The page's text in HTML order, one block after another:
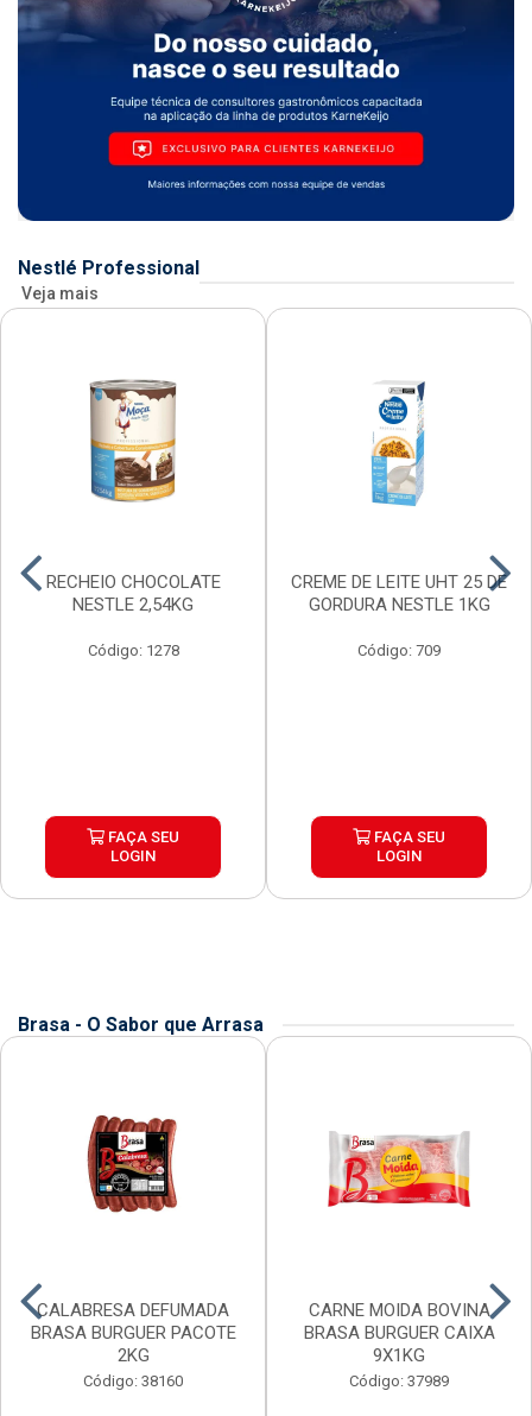
Nestlé Professional
Veja mais
RECHEIO CHOCOLATE
NESTLE 2,54KG
Código: 1278
FAÇA SEU
LOGIN
CREME DE LEITE UHT 25 DE
GORDURA NESTLE 1KG
Código: 709
FAÇA SEU
LOGIN
Brasa - O Sabor que Arrasa
CALABRESA DEFUMADA
BRASA BURGUER PACOTE
2KG
Código: 38160
CARNE MOIDA BOVINA
BRASA BURGUER CAIXA
9X1KG
Código: 37989